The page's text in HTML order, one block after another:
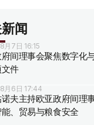
闻
月7日 16:15
间理事会聚焦数字化
件
月6日 17:44
夫主持欧亚政府间理
能、贸易与粮食安全